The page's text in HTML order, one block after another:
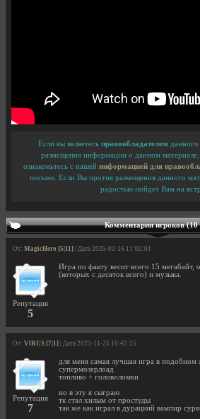
Если вы являетесь правообладателем данного
размещения информации о данном
ознакомьтесь с нашей информацией для
письмо. Если Вы против размещения данного
радостью пойдет Вам на
Комментарии игроков (10
От: MagicHero [5|11] | Дата 2025-02-16 11:02:01
Репутация
5
Игра по факту весит всего 15 мегабайт,
(которых с десяток всего) и музыка.
От: VlRUS [7|1] | Дата 2023-11-25 16:42:25
Репутация
7
для меня самая лучшая игра в подобном
супермозерлоад
топливо + головоломки
но в эту я сыграю
тк стал хилым от простуды
так же как играл в дурацкий вампир